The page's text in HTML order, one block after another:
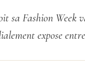
sa Fashion Week
expose